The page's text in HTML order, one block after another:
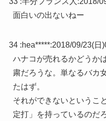
面白いの出ないねー
34 :hea*****:2018/09/23(日
ハナコが売れるかどうか
粛だろうな。単なるバカ
たはず。
それができないというこ
定打」を持っているのだ